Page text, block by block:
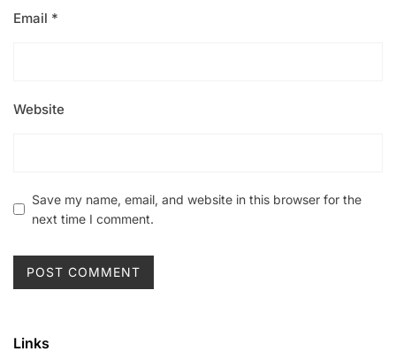
Email *
Website
Save my name, email, and website in this browser for the
next time I comment.
Links